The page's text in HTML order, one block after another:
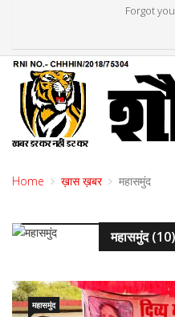
Forgot
Home ख़ास ख़बर महासमुंद
महासमुंद (10)
महासमुंद